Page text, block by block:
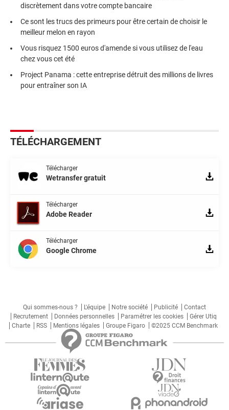
discrètement dans votre compte bancaire
Ce sont les trucs des primeurs pour être certain de choisir le
meilleur melon en rayon
Vous risquez 1500 euros d'amende si vous utilisez de l'eau
chez vous cet été
Project Panama : cette entreprise détruit des millions de livres
pour entraîner son IA
TÉLÉCHARGEMENT
Télécharger
Wetransfer gratuit
Télécharger
Adobe Reader
Télécharger
Google Chrome
Qui sommes-nous ? L'équipe Notre société Publicité
Contact
Recrutement
Données personnelles Paramétrer les cookies
Gérer Utiq
Charte
RSS Mentions légales Groupe Figaro ©2025 CCM Benchmark